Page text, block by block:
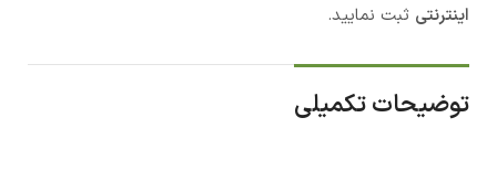
اینترنتی ثبت نمایید.
توضیحات تکمیلی